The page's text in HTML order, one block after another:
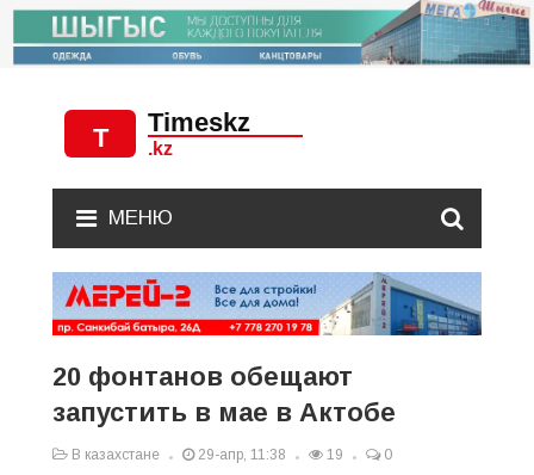
МЕНЮ
20 фонтанов обещают
запустить в мае в Актобе
В казахстане 29-апр, 11:38 19 0